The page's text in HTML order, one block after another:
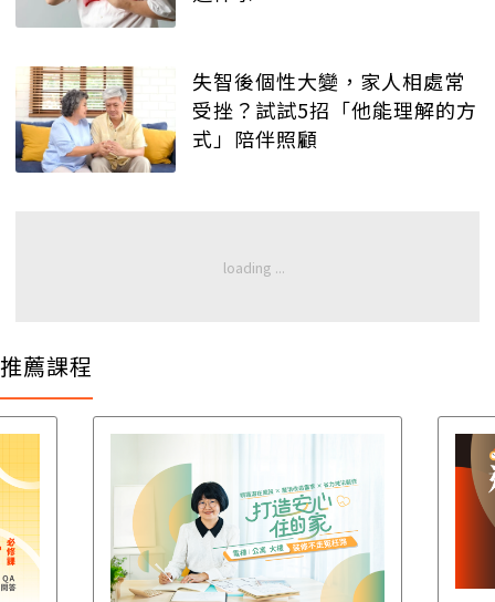
失智後個性大變，家人相處常
受挫？試試5招「他能理解的方
式」陪伴照顧
推薦課程